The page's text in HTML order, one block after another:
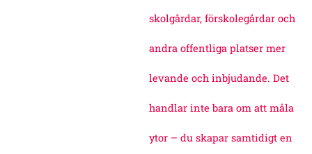
skolgårdar, förskolegårdar och
andra offentliga platser mer
levande och inbjudande. Det
handlar inte bara om att måla
ytor – du skapar samtidigt en